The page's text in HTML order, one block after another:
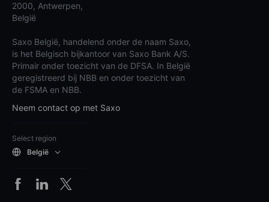
2000, Antwerpen,
België
Saxo België, handelend onder de naam Saxo,
is het Belgisch bijkantoor van Saxo Bank A/S.
Primair onder toezicht van de DFSA. In België
geregistreerd bij NBB en onder toezicht van
de FSMA en NBB.
Neem contact op met Saxo
Select region
België